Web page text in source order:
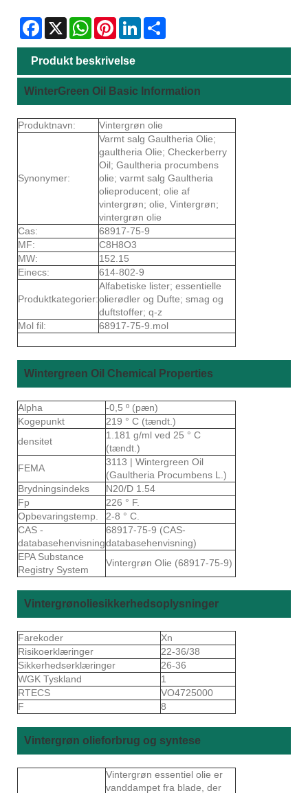
Facebook
X WhatsAppPinterestLinkedIn
Produkt beskrivelse
WinterGreen Oil Basic Information
Produktnavn: Vintergrøn olie
Synonymer:
Varmt salg Gaultheria Olie;
gaultheria Olie; Checkerberry
Oil; Gaultheria procumbens
olie; varmt salg Gaultheria
olieproducent; olie af
vintergrøn; olie, Vintergrøn;
vintergrøn olie
Cas:
68917-75-9
MF:
C8H8O3
MW:
152.15
Einecs:
614-802-9
Produktkategorier:
Alfabetiske lister; essentielle
olierødler og Dufte; smag og
duftstoffer; q-z
Mol fil:
68917-75-9.mol
Wintergreen Oil Chemical Properties
Alpha
-0,5 º (pæn)
Kogepunkt
219 ° C (tændt.)
densitet
1.181 g/ml ved 25 ° C
(tændt.)
FEMA
3113 | Wintergreen Oil
(Gaultheria Procumbens L.)
Brydningsindeks
N20/D 1.54
Fp
226 ° F.
Opbevaringstemp.
2-8 ° C.
CAS -
databasehenvisning
68917-75-9 (CAS-
databasehenvisning)
EPA Substance
Registry System
Vintergrøn Olie (68917-75-9)
Vintergrønoliesikkerhedsoplysninger
Farekoder
Xn
Risikoerklæringer
22-36/38
Sikkerhedserklæringer
26-36
WGK Tyskland
1
RTECS
VO4725000
F
8
Vintergrøn olieforbrug og syntese
Vintergrøn essentiel olie er
vanddampet fra blade, der